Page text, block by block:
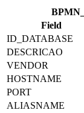
Field
ID_DATABASE
DESCRICAO
VENDOR
HOSTNAME
PORT
ALIASNAME